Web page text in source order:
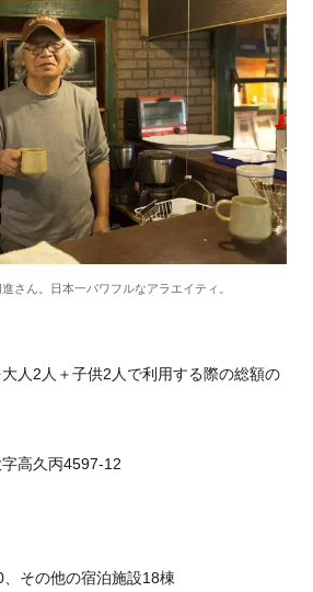
さん。日本一パワフルなアラエイティ。
人2人＋子供2人で利用する際の総額の
高久丙4597-12
その他の宿泊施設18棟